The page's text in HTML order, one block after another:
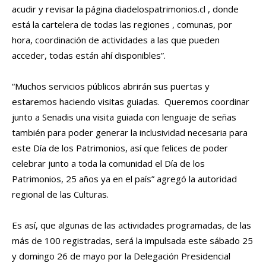
acudir y revisar la página diadelospatrimonios.cl , donde
está la cartelera de todas las regiones , comunas, por
hora, coordinación de actividades a las que pueden
acceder, todas están ahí disponibles”.
“Muchos servicios públicos abrirán sus puertas y
estaremos haciendo visitas guiadas. Queremos coordinar
junto a Senadis una visita guiada con lenguaje de señas
también para poder generar la inclusividad necesaria para
este Día de los Patrimonios, así que felices de poder
celebrar junto a toda la comunidad el Día de los
Patrimonios, 25 años ya en el país” agregó la autoridad
regional de las Culturas.
Es así, que algunas de las actividades programadas, de las
más de 100 registradas, será la impulsada este sábado 25
y domingo 26 de mayo por la Delegación Presidencial